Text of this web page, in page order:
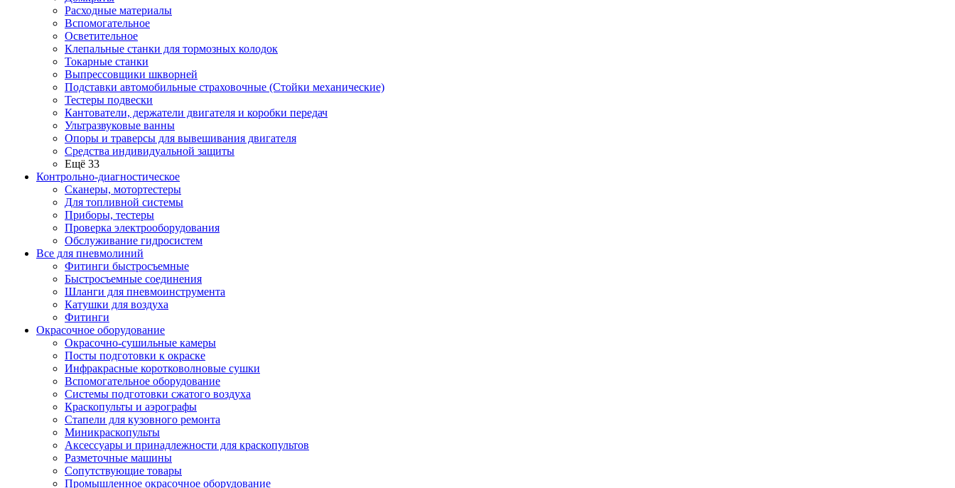
Расходные материалы
Вспомогательное
Осветительное
Клепальные станки для тормозных колодок
Токарные станки
Выпрессовщики шкворней
Подставки автомобильные страховочные (Стойки механические)
Тестеры подвески
Кантователи, держатели двигателя и коробки передач
Ультразвуковые ванны
Опоры и траверсы для вывешивания двигателя
Средства индивидуальной защиты
Ещё 33
Контрольно-диагностическое
Сканеры, мотортестеры
Для топливной системы
Приборы, тестеры
Проверка электрооборудования
Обслуживание гидросистем
Все для пневмолиний
Фитинги быстросъемные
Быстросъемные соединения
Шланги для пневмоинструмента
Катушки для воздуха
Фитинги
Окрасочное оборудование
Окрасочно-сушильные камеры
Посты подготовки к окраске
Инфракрасные коротковолновые сушки
Вспомогательное оборудование
Системы подготовки сжатого воздуха
Краскопульты и аэрографы
Стапели для кузовного ремонта
Миникраскопульты
Аксессуары и принадлежности для краскопультов
Разметочные машины
Сопутствующие товары
Промышленное окрасочное оборудование